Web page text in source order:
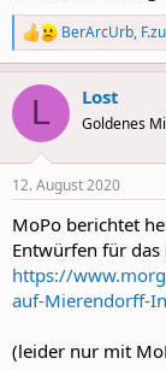
R
e
a
c
i
s
BerArcUrb,
L Lost
Goldenes
12. August 2020
MoPo berichtet
Entwürfen für
https://
auf-Mierendorff-
(leider nur mit